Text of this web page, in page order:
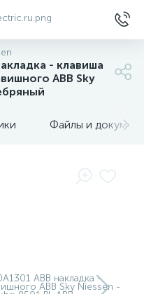
- клавиша
ABB Sky
Файлы и